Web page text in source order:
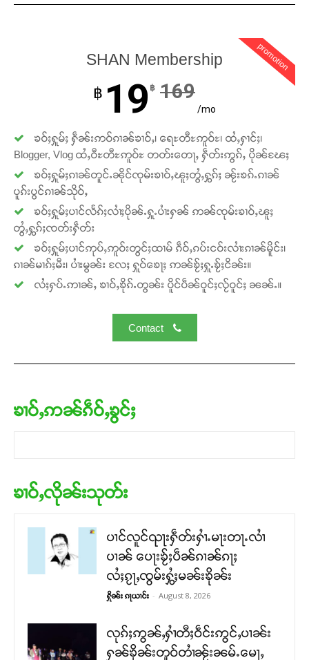
promotion
SHAN Membership
฿ 19 ฿ 169
/mo
ၶဝ်ႈႁူမ်ႈ ႁဵၼ်းဢဝ်ၵၢၼ်ၶၢဝ်ႇ၊ ရေႊတီႊဢူဝ်ႊ၊ ထႆႇႁၢင်ႈ၊
Blogger, Vlog ထႆႇဝီႊတီႊဢူဝ်ႊ တတ်းတေႃႇ ႁဵတ်းဢွၵ်ႇ ပိုၼ်ၽႄႈ
ၶဝ်ႈႁူမ်ႈၵၢၼ်တူင်ႉၼိုင်ၸုမ်းၶၢဝ်ႇၽူႈတွႆႇႁွၵ်ႈ ၼႂ်းၶၵ်ႉၵၢၼ်
ပူၵ်းပွင်ၵၢၼ်သိုဝ်ႇ
ၶဝ်ႈႁူမ်ႈပၢင်လႅၵ်ႈလၢႆႈပိုၼ်ႉႁူႉပၢႆးႁၼ် ဢၼ်ၸုမ်းၶၢဝ်ႇၽူႈ
တွႆႇႁွၵ်ႈၸတ်းႁဵတ်း
ၶဝ်ႈႁူမ်ႈပၢင်ဢုပ်ႇဢူဝ်းတွင်ႈထၢမ် ၵဵဝ်ႇၵပ်းငဝ်းလၢႆးၵၢၼ်မိူင်း၊
ၵၢၼ်မၢၵ်ႈမီး၊ ပၢႆးမွၼ်း လႄႈ ႁူဝ်ၶေႃႈ ဢၼ်ၶႂ်ႈႁူႉၶႂ်ႈငိၼ်း။
လႆႈႁပ်ႉဢၢၼ်ႇ ၶၢဝ်ႇၶိုၵ်ႉတွၼ်း ပိူင်ပဵၼ်ဝူင်ႈလႂ်ဝူင်ႈ ၼၼ်ႉ။
Contact
ၶၢဝ်ႇဢၼ်ၵဵဝ်ႇၶွင်ႈ
ၶၢဝ်ႇလိုၼ်းသုတ်း
ပၢင်လူင်ၺႃးႁဵတ်းႁၢႆႉမႃးတႃႉလၢႆ
ပၢၼ် ​​ပေႃးၶႂ်ႈပဵၼ်ၵၢၼ်ၵႃႈ
လႆႈၵႂႃႇၸွမ်းႁွႆႈမၼ်းၶိုၼ်း
ႁိုၼ်း ၵႃယၢင်း - August 8, 2026
လုၵ်ႈဢွၼ်ႇႁၢႆတီႈဝဵင်းဢွင်ႇပၢၼ်း
ႁၼ်ၶိုၼ်းတူဝ်တၢႆၼႂ်းၼမ်ႉမေႃႇ